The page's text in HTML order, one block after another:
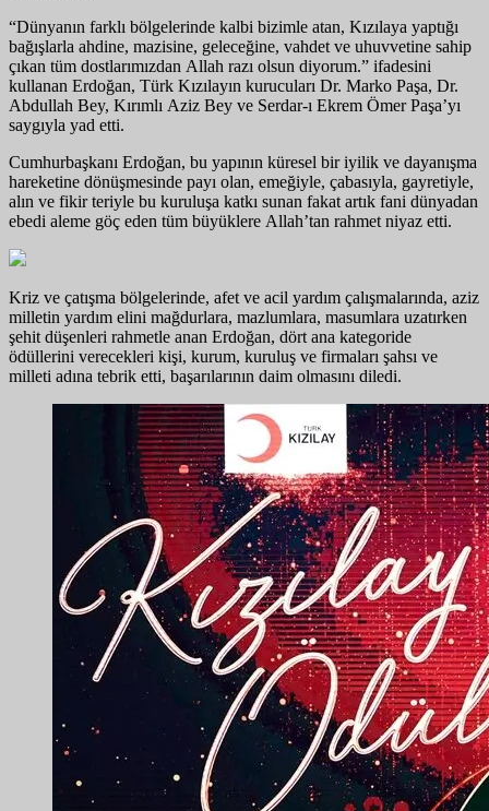
“Dünyanın farklı bölgelerinde kalbi bizimle atan, Kızılaya yaptığı
bağışlarla ahdine, mazisine, geleceğine, vahdet ve uhuvvetine sahip
çıkan tüm dostlarımızdan Allah razı olsun diyorum.” ifadesini
kullanan Erdoğan, Türk Kızılayın kurucuları Dr. Marko Paşa, Dr.
Abdullah Bey, Kırımlı Aziz Bey ve Serdar-ı Ekrem Ömer Paşa’yı
saygıyla yad etti.
Cumhurbaşkanı Erdoğan, bu yapının küresel bir iyilik ve dayanışma
hareketine dönüşmesinde payı olan, emeğiyle, çabasıyla, gayretiyle,
alın ve fikir teriyle bu kuruluşa katkı sunan fakat artık fani dünyadan
ebedi aleme göç eden tüm büyüklere Allah’tan rahmet niyaz etti.
Kriz ve çatışma bölgelerinde, afet ve acil yardım çalışmalarında, aziz
milletin yardım elini mağdurlara, mazlumlara, masumlara uzatırken
şehit düşenleri rahmetle anan Erdoğan, dört ana kategoride
ödüllerini verecekleri kişi, kurum, kuruluş ve firmaları şahsı ve
milleti adına tebrik etti, başarılarının daim olmasını diledi.